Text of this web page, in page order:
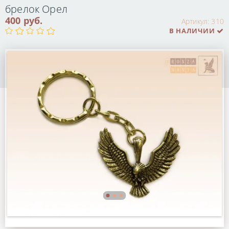
брелок Орел
Артикул: 310
400 руб.
В НАЛИЧИИ